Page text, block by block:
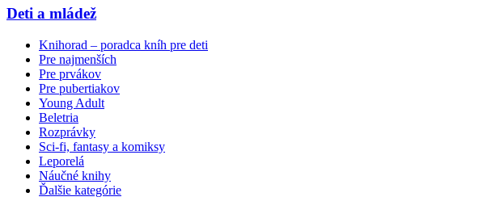
Deti a mládež
Knihorad – poradca kníh pre deti
Pre najmenších
Pre prvákov
Pre pubertiakov
Young Adult
Beletria
Rozprávky
Sci-fi, fantasy a komiksy
Leporelá
Náučné knihy
Ďalšie kategórie